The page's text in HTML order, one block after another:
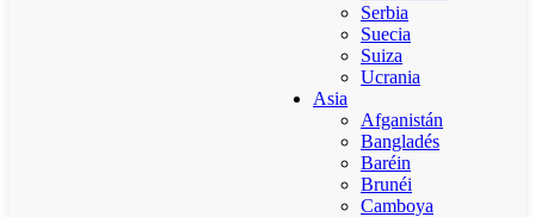
Serbia
Suecia
Suiza
Ucrania
Asia
Afganistán
Bangladés
Baréin
Brunéi
Camboya